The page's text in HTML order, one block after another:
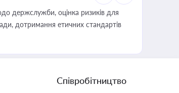
держслужби, оцінка ризиків для
дотримання етичних стандартів
Співробітництво